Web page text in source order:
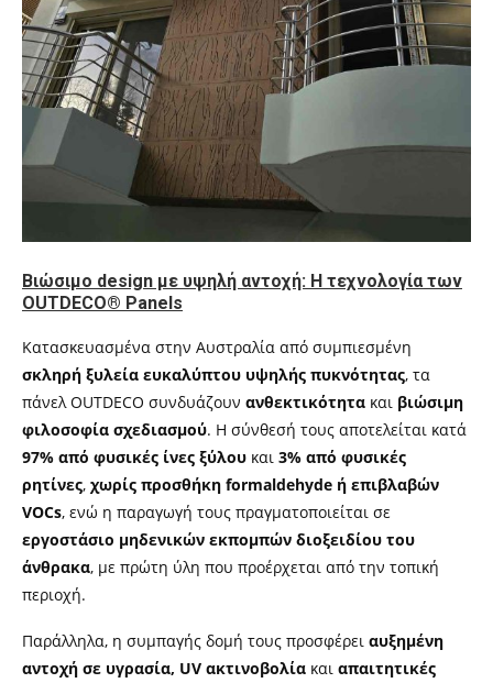
Βιώσιμο design με υψηλή αντοχή: Η τεχνολογία των
OUTDECO® Panels
Κατασκευασμένα στην Αυστραλία από συμπιεσμένη
σκληρή ξυλεία ευκαλύπτου υψηλής πυκνότητας, τα
πάνελ OUTDECO συνδυάζουν ανθεκτικότητα και βιώσιμη
φιλοσοφία σχεδιασμού. Η σύνθεσή τους αποτελείται κατά
97% από φυσικές ίνες ξύλου και 3% από φυσικές
ρητίνες, χωρίς προσθήκη formaldehyde ή επιβλαβών
VOCs, ενώ η παραγωγή τους πραγματοποιείται σε
εργοστάσιο μηδενικών εκπομπών διοξειδίου του
άνθρακα, με πρώτη ύλη που προέρχεται από την τοπική
περιοχή.
Παράλληλα, η συμπαγής δομή τους προσφέρει αυξημένη
αντοχή σε υγρασία, UV ακτινοβολία και απαιτητικές